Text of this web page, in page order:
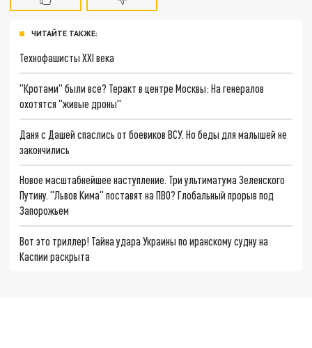
ЧИТАЙТЕ ТАКЖЕ:
Технофашисты XXI века
"Кротами" были все? Теракт в центре Москвы: На генералов
охотятся "живые дроны"
Даня с Дашей спаслись от боевиков ВСУ. Но беды для малышей не
закончились
Новое масштабнейшее наступление. Три ультиматума Зеленского
Путину. "Львов Кима" поставят на ПВО? Глобальный прорыв под
Запорожьем
Вот это триллер! Тайна удара Украины по иранскому судну на
Каспии раскрыта